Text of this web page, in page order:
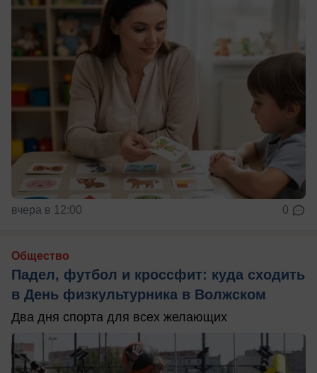
вчера в 12:00 0
Общество
Падел, футбол и кроссфит: куда сходить
в День физкультурника в Волжском
Два дня спорта для всех желающих